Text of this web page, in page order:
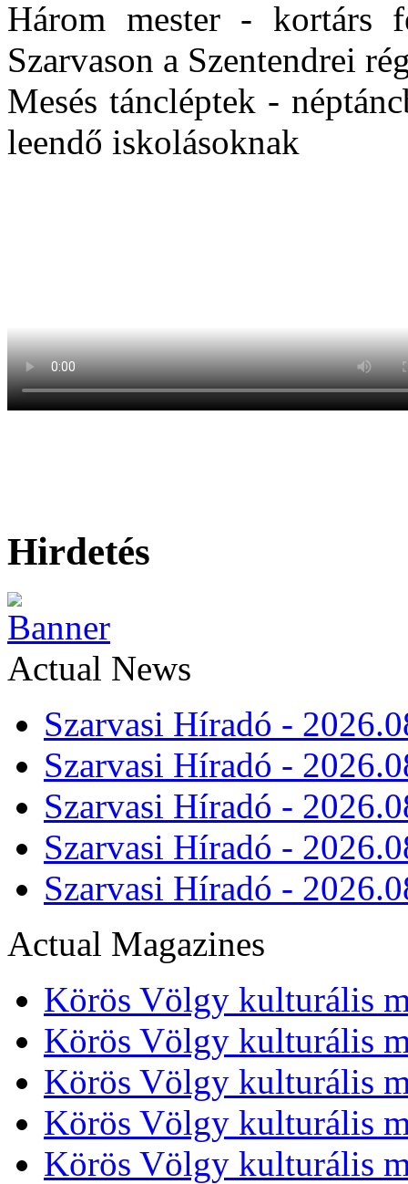
Három mester - kortárs
Szarvason a Szentendrei
Mesés táncléptek -
leendő iskolásoknak
Hirdetés
Actual News
Szarvasi Híradó -
Szarvasi Híradó -
Szarvasi Híradó -
Szarvasi Híradó -
Szarvasi Híradó -
Actual Magazines
Körös Völgy kulturális
Körös Völgy kulturális
Körös Völgy kulturális
Körös Völgy kulturális
Körös Völgy kulturális